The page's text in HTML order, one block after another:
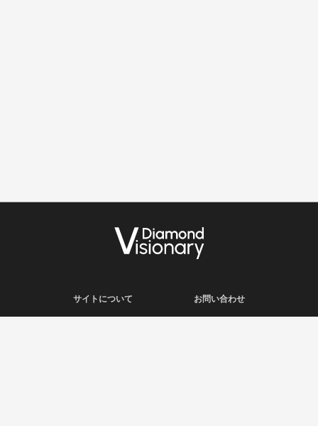
サイトについて お問い合わせ